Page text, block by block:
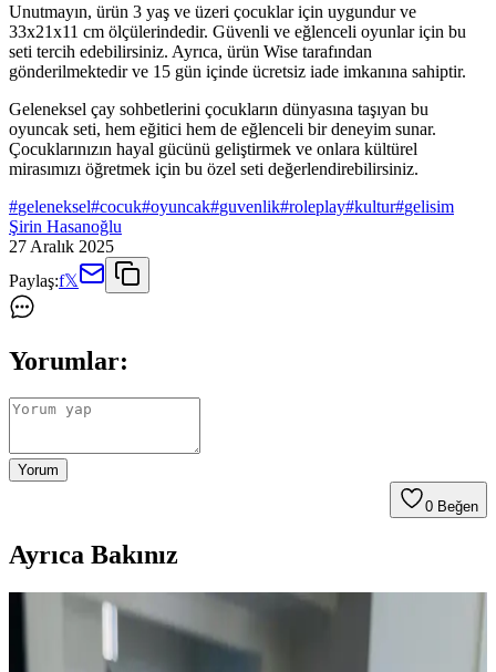
Unutmayın, ürün 3 yaş ve üzeri çocuklar için uygundur ve
33x21x11 cm ölçülerindedir. Güvenli ve eğlenceli oyunlar için bu
seti tercih edebilirsiniz. Ayrıca, ürün Wise tarafından
gönderilmektedir ve 15 gün içinde ücretsiz iade imkanına sahiptir.
Geleneksel çay sohbetlerini çocukların dünyasına taşıyan bu
oyuncak seti, hem eğitici hem de eğlenceli bir deneyim sunar.
Çocuklarınızın hayal gücünü geliştirmek ve onlara kültürel
mirasımızı öğretmek için bu özel seti değerlendirebilirsiniz.
#geleneksel#cocuk#oyuncak#guvenlik#roleplay#kultur#gelisim
Şirin Hasanoğlu
27 Aralık 2025
Paylaş:f𝕏
Yorumlar:
Yorum
0 Beğen
Ayrıca Bakınız
Panayır Helvası: Geleneksel ve Modern Tariflerle
Türk Mutfağının Sevilen Tatlısı